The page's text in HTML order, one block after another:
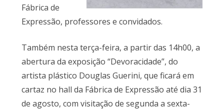
Fábrica de
Expressão, professores e convidados.
Também nesta terça-feira, a partir das 14h00, a
abertura da exposição “Devoracidade”, do
artista plástico Douglas Guerini, que ficará em
cartaz no hall da Fábrica de Expressão até dia 31
de agosto, com visitação de segunda a sexta-